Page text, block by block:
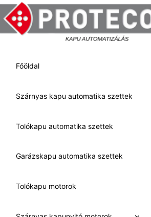
Skip
to
content
Főöldal
Szárnyas kapu automatika szettek
Tolókapu automatika szettek
Garázskapu automatika szettek
Tolókapu motorok